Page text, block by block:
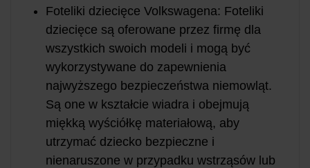
Foteliki dziecięce Volkswagena: Foteliki
dziecięce są oferowane przez firmę dla
wszystkich swoich modeli i mogą być
wykorzystywane do zapewnienia
najwyższego bezpieczeństwa niemowląt.
Są one w kształcie wiadra i obejmują
miękką wyściółkę materiałową, aby
utrzymać dziecko bezpieczne i
nienaruszone w przypadku wstrząsów lub